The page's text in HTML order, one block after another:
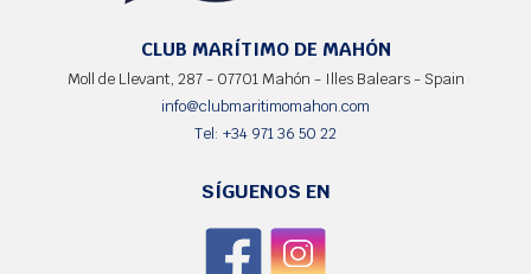
CLUB MARÍTIMO DE MAHÓN
Moll de Llevant, 287 - 07701 Mahón - Illes Balears - Spain
info@clubmaritimomahon.com
Tel: +34 971 36 50 22
SÍGUENOS EN